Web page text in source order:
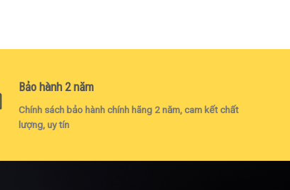
Bảo hành 2 năm
Chính sách bảo hành chính hãng 2 năm, cam kết chất
lượng, uy tín